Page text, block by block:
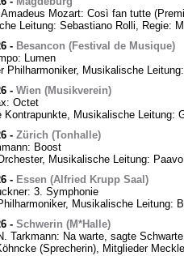
Mozart: Così fan tutte
Leitung: Sebastiano Rolli, Regie:
- Besancon (Festival de Musique)
Lumen
Philharmoniker, Musikalische
- Wien (Musikverein)
Octet
Kontrapunkte, Musikalische Leitung:
- Zürich (Tonhalle)
Boost
Musikalische Leitung:
- Essen (Alfried Krupp Saal)
3. Symphonie
Musikalische Leitung:
- Schwerin (M*Halle)
Tarkmann: Na warte, sagte
(Sprecherin), Mitglieder